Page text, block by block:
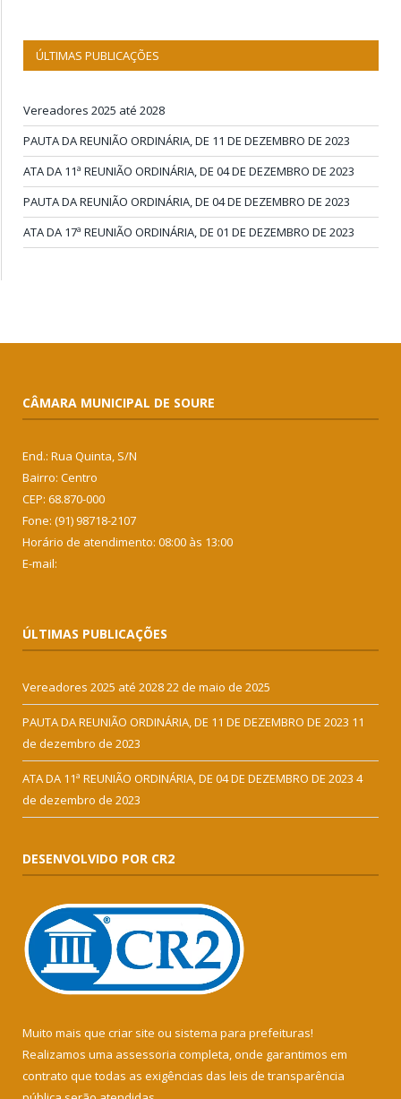
ÚLTIMAS PUBLICAÇÕES
Vereadores 2025 até 2028
PAUTA DA REUNIÃO ORDINÁRIA, DE 11 DE DEZEMBRO DE 2023
ATA DA 11ª REUNIÃO ORDINÁRIA, DE 04 DE DEZEMBRO DE 2023
PAUTA DA REUNIÃO ORDINÁRIA, DE 04 DE DEZEMBRO DE 2023
ATA DA 17ª REUNIÃO ORDINÁRIA, DE 01 DE DEZEMBRO DE 2023
CÂMARA MUNICIPAL DE SOURE
End.: Rua Quinta, S/N
Bairro: Centro
CEP: 68.870-000
Fone: (91) 98718-2107
Horário de atendimento: 08:00 às 13:00
E-mail:
ÚLTIMAS PUBLICAÇÕES
Vereadores 2025 até 202822 de maio de 2025
PAUTA DA REUNIÃO ORDINÁRIA, DE 11 DE DEZEMBRO DE 2023 11
de dezembro de 2023
ATA DA 11ª REUNIÃO ORDINÁRIA, DE 04 DE DEZEMBRO DE 2023 4
de dezembro de 2023
DESENVOLVIDO POR CR2
Muito mais que criar site ou sistema para prefeituras!
Realizamos uma assessoria completa, onde garantimos em
contrato que todas as exigências das leis de transparência